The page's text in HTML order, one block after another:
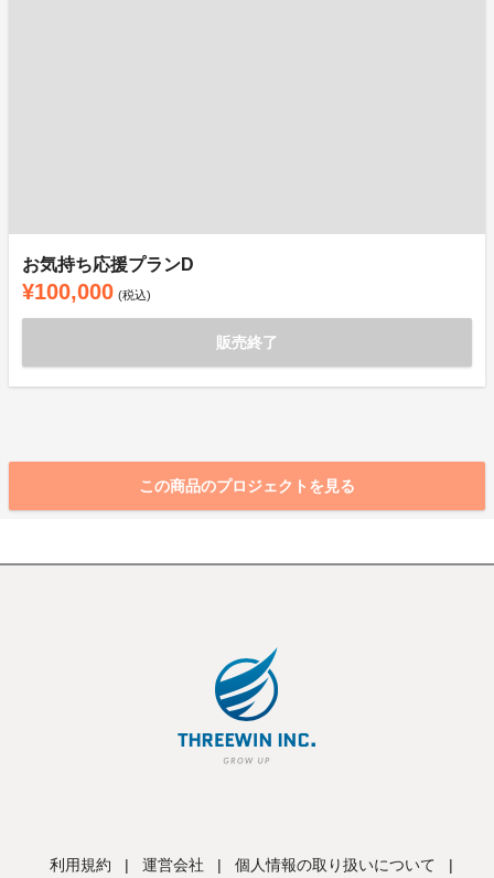
お気持ち応援プランD
¥100,000 (税込)
販売終了
この商品のプロジェクトを見る
利用規約 | 運営会社 | 個人情報の取り扱いについて |